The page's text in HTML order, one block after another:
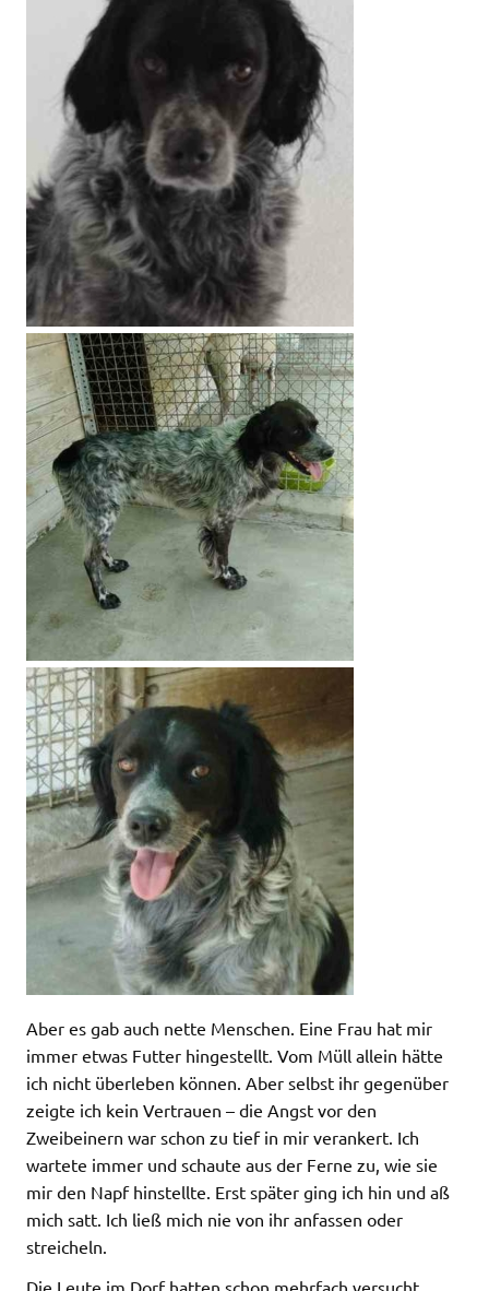
Aber es gab auch nette Menschen. Eine Frau hat mir
immer etwas Futter hingestellt. Vom Müll allein hätte
ich nicht überleben können. Aber selbst ihr gegenüber
zeigte ich kein Vertrauen – die Angst vor den
Zweibeinern war schon zu tief in mir verankert. Ich
wartete immer und schaute aus der Ferne zu, wie sie
mir den Napf hinstellte. Erst später ging ich hin und aß
mich satt. Ich ließ mich nie von ihr anfassen oder
streicheln.
Die Leute im Dorf hatten schon mehrfach versucht,